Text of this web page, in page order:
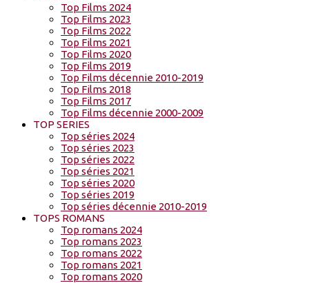
Top Films 2024
Top Films 2023
Top Films 2022
Top Films 2021
Top Films 2020
Top Films 2019
Top Films décennie 2010-2019
Top Films 2018
Top Films 2017
Top Films décennie 2000-2009
TOP SERIES
Top séries 2024
Top séries 2023
Top séries 2022
Top séries 2021
Top séries 2020
Top séries 2019
Top séries décennie 2010-2019
TOPS ROMANS
Top romans 2024
Top romans 2023
Top romans 2022
Top romans 2021
Top romans 2020